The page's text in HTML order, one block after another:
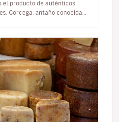
el producto de auténticos
Córcega, antaño conocida